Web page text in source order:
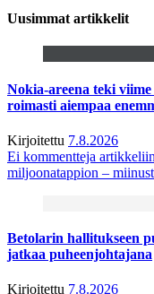
Uusimmat artikkelit
Nokia-areena teki
roimasti aiempaa
Kirjoitettu 7.8.2026
Ei kommentteja
miljoonatappion –
Betolarin hallitukseen
jatkaa puheenjohtajana
Kirjoitettu 7.8.2026